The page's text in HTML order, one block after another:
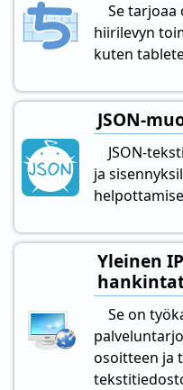
Se
hiirilevyn
kuten
JSON-
JSON-
ja
Yleinen
Se on
osoitteen ja